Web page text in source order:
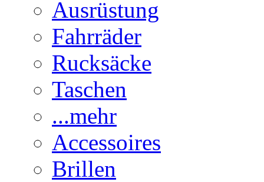
Ausrüstung
Fahrräder
Rucksäcke
Taschen
...mehr
Accessoires
Brillen